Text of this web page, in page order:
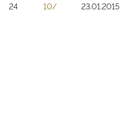
24
10/ 23.01.2015